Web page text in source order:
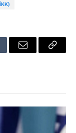
Email
Copy